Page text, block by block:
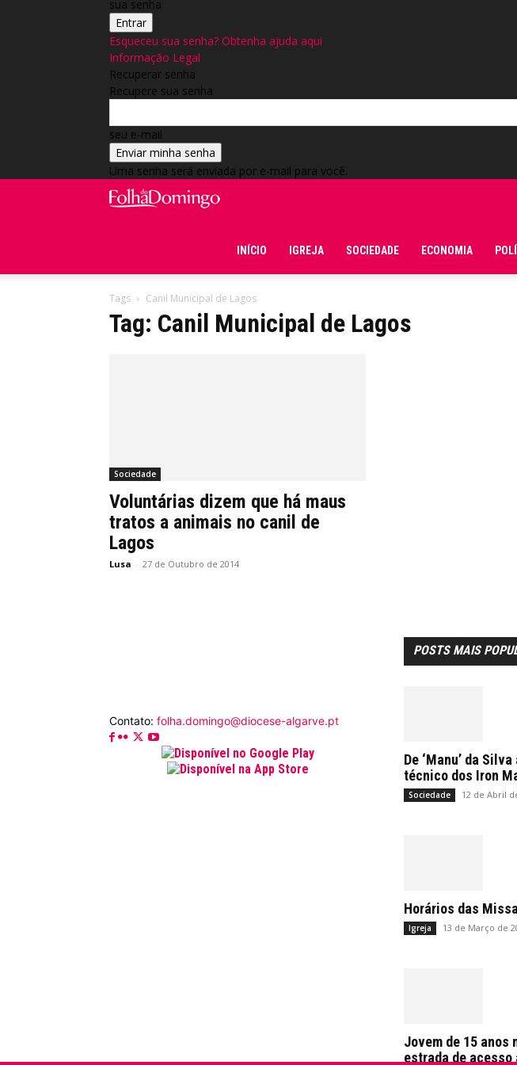
sua senha
Esqueceu sua senha? Obtenha ajuda aqui
Informação Legal
Recuperar senha
Recupere sua senha
seu e-mail
Uma senha será enviada por e-mail para você.
INÍCIO IGREJA SOCIEDADE ECONOMIA
Tags Canil Municipal de Lagos
Tag: Canil Municipal de Lagos
Sociedade
Voluntárias dizem que há maus
tratos a animais no canil de
Lagos
Lusa - 27 de Outubro de 2014
Contato: folha.domingo@diocese-algarve.pt
POSTS MAIS
De ‘Manu’ da
técnico dos Iron
Sociedade 12 de Abril
Horários das
Igreja 13 de Março de
Jovem de 15 anos
estrada de acesso